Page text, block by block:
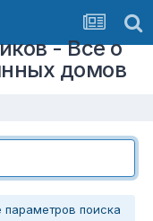
- Все о
домов
поиска